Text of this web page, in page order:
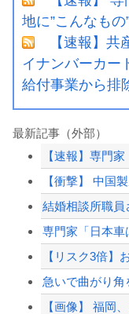
地に”こんなも
【速報】
イナンバーカー
給付事業から排
最新記事（外部）
専門家「日本車